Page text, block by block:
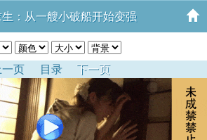
：从一艘小破船开始变强
一页 目录 下一页